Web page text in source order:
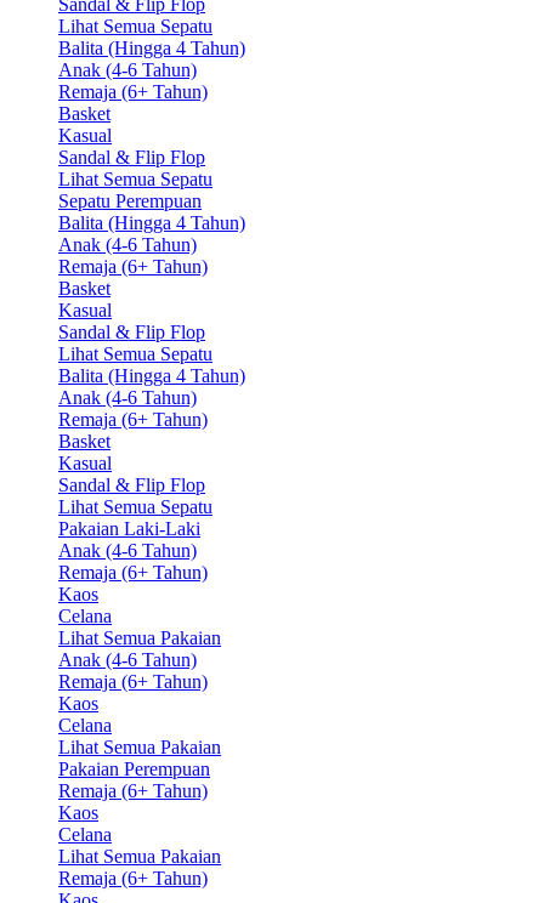
Lihat Semua Sepatu
Balita (Hingga 4 Tahun)
Anak (4-6 Tahun)
Remaja (6+ Tahun)
Basket
Kasual
Sandal & Flip Flop
Lihat Semua Sepatu
Sepatu Perempuan
Balita (Hingga 4 Tahun)
Anak (4-6 Tahun)
Remaja (6+ Tahun)
Basket
Kasual
Sandal & Flip Flop
Lihat Semua Sepatu
Balita (Hingga 4 Tahun)
Anak (4-6 Tahun)
Remaja (6+ Tahun)
Basket
Kasual
Sandal & Flip Flop
Lihat Semua Sepatu
Pakaian Laki-Laki
Anak (4-6 Tahun)
Remaja (6+ Tahun)
Kaos
Celana
Lihat Semua Pakaian
Anak (4-6 Tahun)
Remaja (6+ Tahun)
Kaos
Celana
Lihat Semua Pakaian
Pakaian Perempuan
Remaja (6+ Tahun)
Kaos
Celana
Lihat Semua Pakaian
Remaja (6+ Tahun)